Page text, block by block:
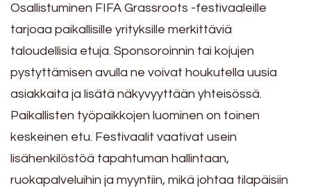
Osallistuminen FIFA Grassroots -festivaaleille
tarjoaa paikallisille yrityksille merkittäviä
taloudellisia etuja. Sponsoroinnin tai kojujen
pystyttämisen avulla ne voivat houkutella uusia
asiakkaita ja lisätä näkyvyyttään yhteisössä.
Paikallisten työpaikkojen luominen on toinen
keskeinen etu. Festivaalit vaativat usein
lisähenkilöstöä tapahtuman hallintaan,
ruokapalveluihin ja myyntiin, mikä johtaa tilapäisiin